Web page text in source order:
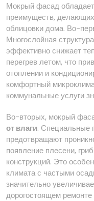
Мокрый фасад
преимуществ,
облицовки дома. Во-
Многослойная
эффективно снижает
перегрев летом, что
отоплении и
комфортный
коммунальные услуги
Во-вторых, мокрый
от влаги. Специальные
предотвращают
появление плесени,
конструкций. Это
климата с частыми
значительно
дорогостоящем